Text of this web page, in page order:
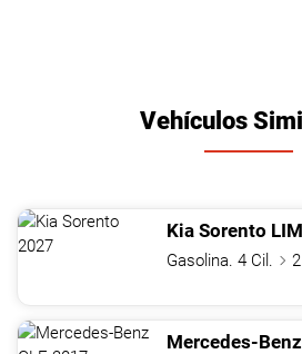
Vehículos
Kia Sorento
Gasolina. 4 Cil.
Mercedes-Benz